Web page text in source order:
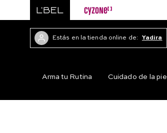
Estás en la tienda online de: Yadira
Arma tu Rutina Cuidado de la piel